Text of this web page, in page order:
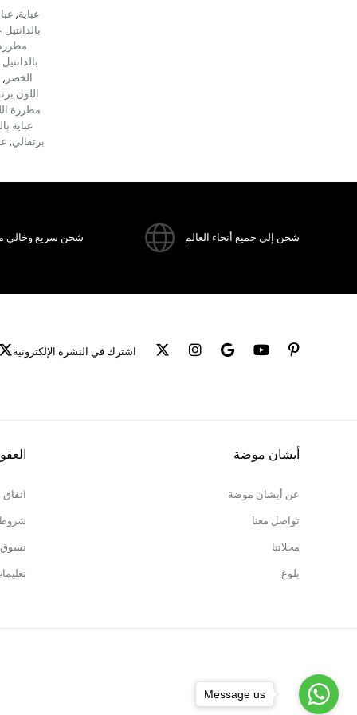
عباية,
الخصر ,
اللون
مطرزة
عباية
برتقالي,
شحن إلى جميع أنحاء العالم شحن سريع وخالي
اشترك في النشرة الإلكترونية
أيشان موضة
عن أيشان موضة
تواصل معنا
محلاتنا
بلوغ
شروط
Message us